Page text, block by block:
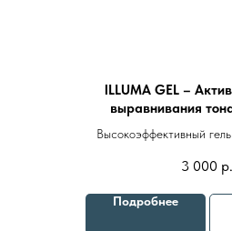
ILLUMA GEL –
выравнивания
Высокоэффективный
осветляющих
3 000 р.
Подробнее